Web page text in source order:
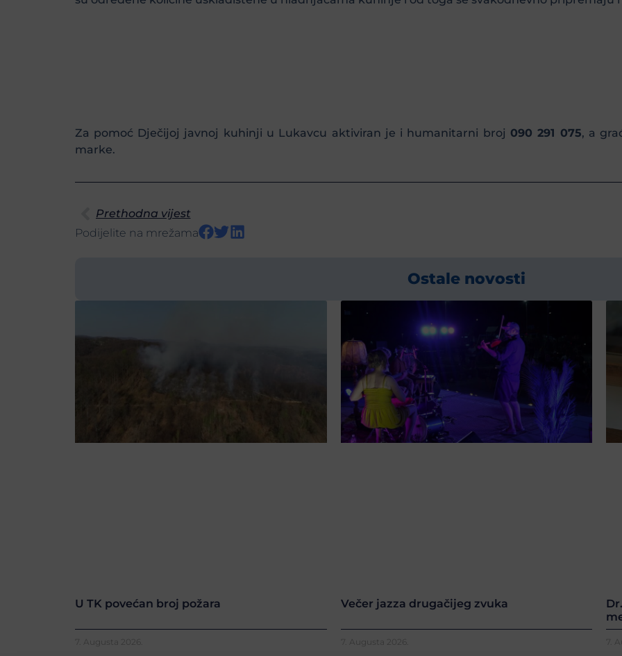
Za pomoć Dječijoj javnoj kuhinji u Lukavcu aktiviran je i humanitarni broj 090 291 075, a
marke.
Prethodna vijest
Podijelite na mrežama
Ostale novosti
U TK povećan broj požara
7. Augusta 2026.
Večer jazza drugačijeg zvuka
7. Augusta 2026. 7.